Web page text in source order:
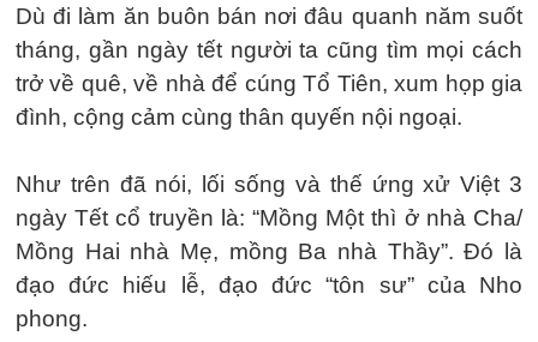
Dù đi làm ăn buôn bán nơi đâu quanh năm suốt
tháng, gần ngày tết người ta cũng tìm mọi cách
trở về quê, về nhà để cúng Tổ Tiên, xum họp gia
đình, cộng cảm cùng thân quyến nội ngoại.
Như trên đã nói, lối sống và thế ứng xử Việt 3
ngày Tết cổ truyền là: “Mồng Một thì ở nhà Cha/
Mồng Hai nhà Mẹ, mồng Ba nhà Thầy”. Đó là
đạo đức hiếu lễ, đạo đức “tôn sư” của Nho
phong.